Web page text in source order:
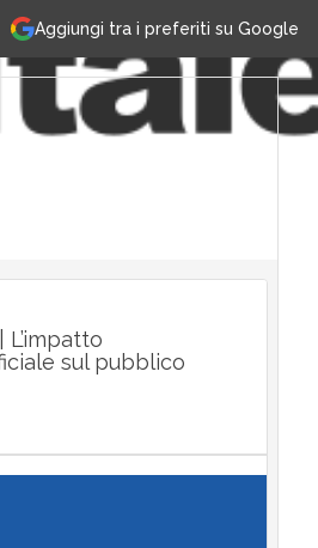
Aggiungi tra i preferiti su Google
L’impatto
sul pubblico